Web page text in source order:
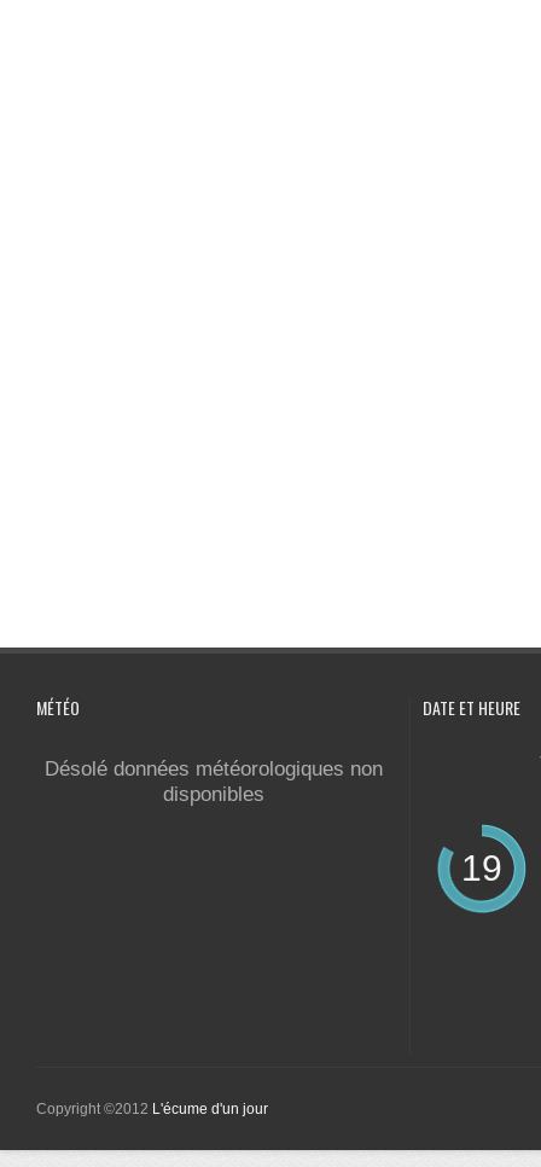
MÉTÉO
Désolé données météorologiques non
disponibles
DATE ET HEURE
19
Copyright ©2012 L'écume d'un jour